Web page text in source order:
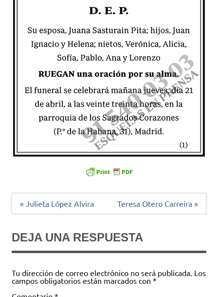
Navegación
« Julieta López Alvira Teresa Otero Carreira »
DEJA UNA RESPUESTA
Tu dirección de correo electrónico no será publicada. Los
campos obligatorios están marcados con *